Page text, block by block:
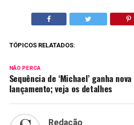
TÓPICOS RELATADOS:
NÃO PERCA
Sequência de ‘Michael’ ganha
lançamento; veja os detalhes
Redação